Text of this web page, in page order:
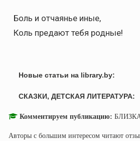
Боль и отчаянье иные,
Коль предают тебя родные!
Новые статьи на library.by:
СКАЗКИ, ДЕТСКАЯ ЛИТЕРАТУРА:
Комментируем публикацию:
Авторы с большим интересом читают